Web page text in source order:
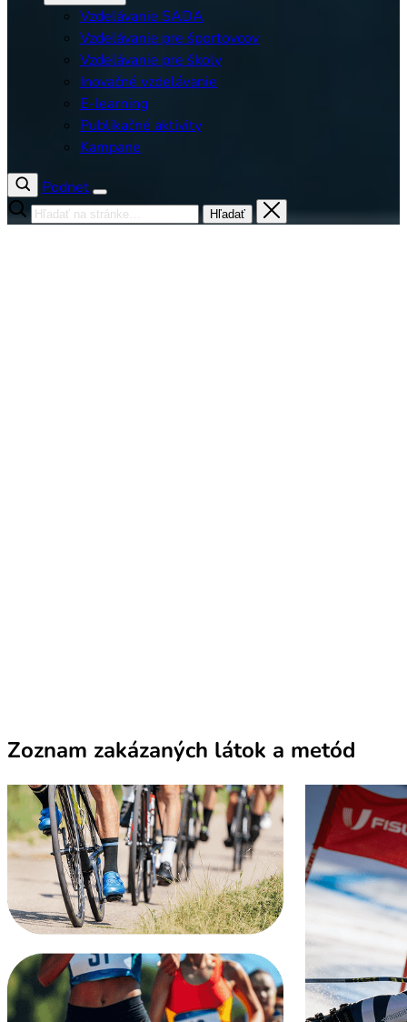
Vzdelávanie SADA
Vzdelávanie pre športovcov
Vzdelávanie pre školy
Inovačné vzdelávanie
E-learning
Publikačné aktivity
Kampane
Podnet
Hľadať
Zoznam zakázaných látok a metód